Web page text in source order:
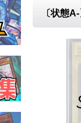
〔状態